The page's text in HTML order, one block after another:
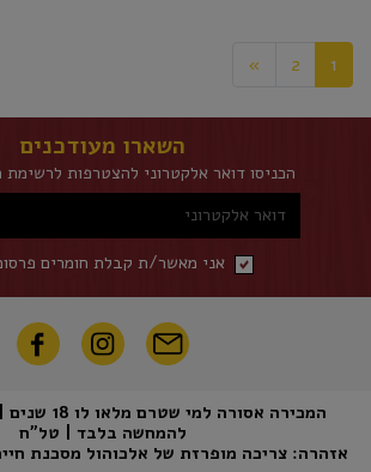
1
2
»
השארו מעודכנים
הכניסו דואר אלקטרוני להצטרפות
דואר אלקטרוני
אני מאשר/ת קבלת חומרים
המכירה
להמחשה בלבד | טל"ח
אזהרה: צריכה מופרזת של אלכוהול מסכנת